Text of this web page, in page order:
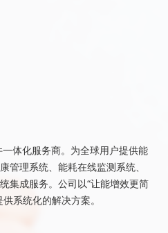
体化服务商。为全球用户提供能
管理系统、能耗在线监测系统、
集成服务。公司以“让能增效更简
系统化的解决方案。